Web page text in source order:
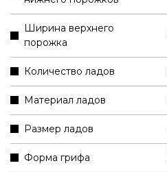
Ширина верхнего
порожка
Количество ладов
Материал ладов
Размер ладов
Форма грифа